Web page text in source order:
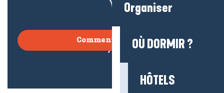
Organiser
OÙ DORMIR ?
HÔTELS
Comment venir ?